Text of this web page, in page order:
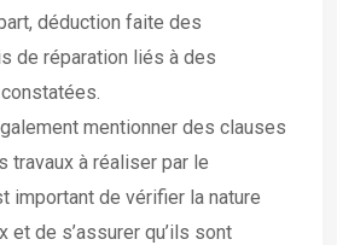
déduction faite des
de réparation liés à des
mentionner des clauses
travaux à réaliser par le
important de vérifier la nature
et de s’assurer qu’ils sont